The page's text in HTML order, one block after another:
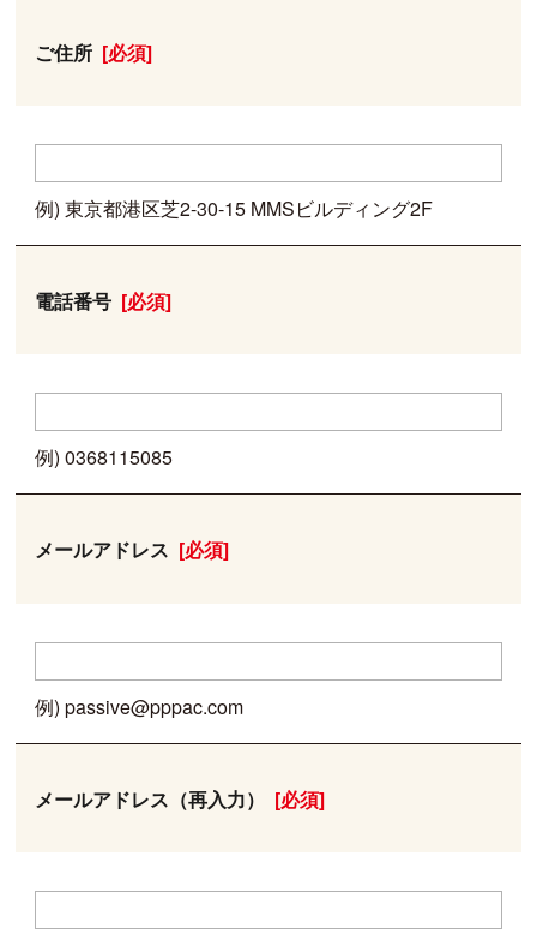
ご住所 [必須]
例) 東京都港区芝2-30-15 MMSビルディング2F
電話番号 [必須]
例) 0368115085
メールアドレス [必須]
例) passive@pppac.com
メールアドレス （再入力） [必須]